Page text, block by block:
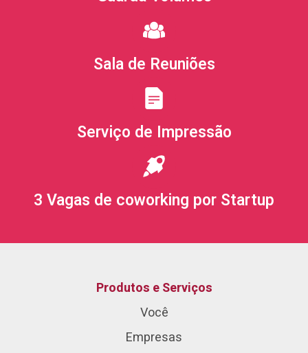
Sala de Reuniões
Serviço de Impressão
3 Vagas de coworking por Startup
Produtos e Serviços
Você
Empresas